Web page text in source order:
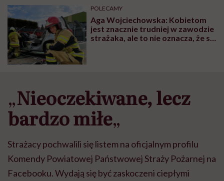
może chyba tylko
głupota i brak
wyobraźni"
pracy
POLECAMY
Aga Wojciechowska: Kobietom
jest znacznie trudniej w zawodzie
strażaka, ale to nie oznacza, że są
„Nieoczekiwane, lecz
bardzo miłe„
Strażacy pochwalili się listem na oficjalnym profilu
Komendy Powiatowej Państwowej Straży Pożarnej na
Facebooku. Wydają się być zaskoczeni ciepłymi